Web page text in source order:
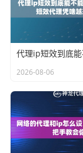
2026-08-06